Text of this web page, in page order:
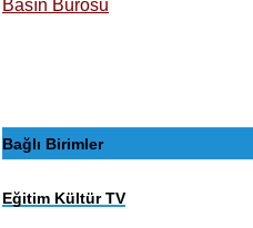
Basın Bürosu
Bağlı Birimler
Eğitim Kültür TV